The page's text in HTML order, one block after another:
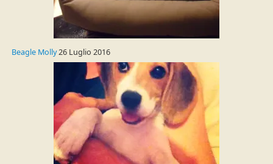
Beagle Molly26 Luglio 2016